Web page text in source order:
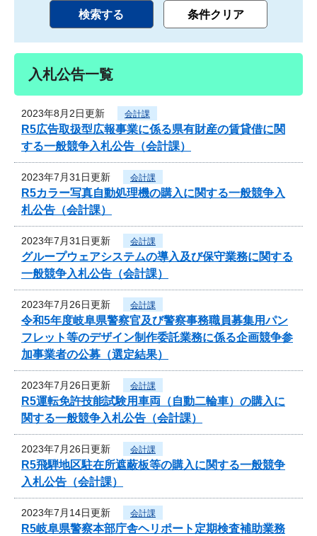
入札公告一覧
2023年8月2日更新 会計課
R5広告取扱型広報事業に係る県有財産の賃貸借に関
する一般競争入札公告（会計課）
2023年7月31日更新 会計課
R5カラー写真自動処理機の購入に関する一般競争入
札公告（会計課）
2023年7月31日更新 会計課
グループウェアシステムの導入及び保守業務に関する
一般競争入札公告（会計課）
2023年7月26日更新 会計課
令和5年度岐阜県警察官及び警察事務職員募集用パン
フレット等のデザイン制作委託業務に係る企画競争参
加事業者の公募（選定結果）
2023年7月26日更新 会計課
R5運転免許技能試験用車両（自動二輪車）の購入に
関する一般競争入札公告（会計課）
2023年7月26日更新 会計課
R5飛騨地区駐在所遮蔽板等の購入に関する一般競争
入札公告（会計課）
2023年7月14日更新 会計課
R5岐阜県警察本部庁舎ヘリポート定期検査補助業務